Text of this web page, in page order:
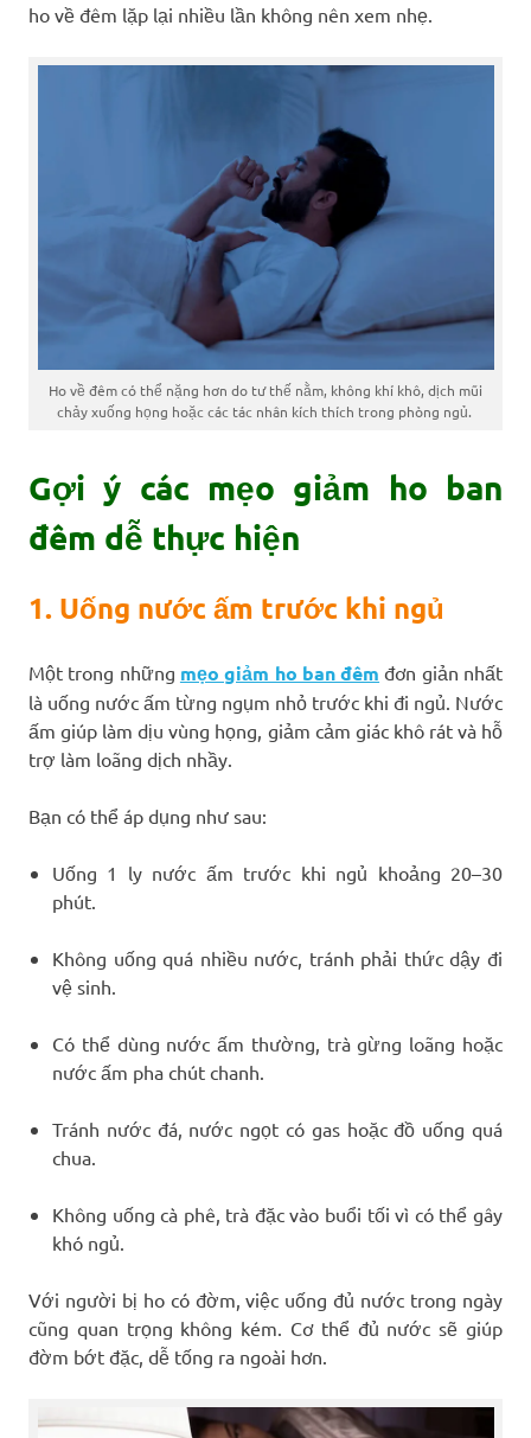
ho về đêm lặp lại nhiều lần không nên xem nhẹ.
Ho về đêm có thể nặng hơn do tư thế nằm, không khí khô, dịch mũi
chảy xuống họng hoặc các tác nhân kích thích trong phòng ngủ.
Gợi ý các mẹo giảm ho ban
đêm dễ thực hiện
1. Uống nước ấm trước khi ngủ
Một trong những mẹo giảm ho ban đêm đơn giản nhất
là uống nước ấm từng ngụm nhỏ trước khi đi ngủ. Nước
ấm giúp làm dịu vùng họng, giảm cảm giác khô rát và hỗ
trợ làm loãng dịch nhầy.
Bạn có thể áp dụng như sau:
Uống 1 ly nước ấm trước khi ngủ khoảng 20–30
phút.
Không uống quá nhiều nước, tránh phải thức dậy đi
vệ sinh.
Có thể dùng nước ấm thường, trà gừng loãng hoặc
nước ấm pha chút chanh.
Tránh nước đá, nước ngọt có gas hoặc đồ uống quá
chua.
Không uống cà phê, trà đặc vào buổi tối vì có thể gây
khó ngủ.
Với người bị ho có đờm, việc uống đủ nước trong ngày
cũng quan trọng không kém. Cơ thể đủ nước sẽ giúp
đờm bớt đặc, dễ tống ra ngoài hơn.